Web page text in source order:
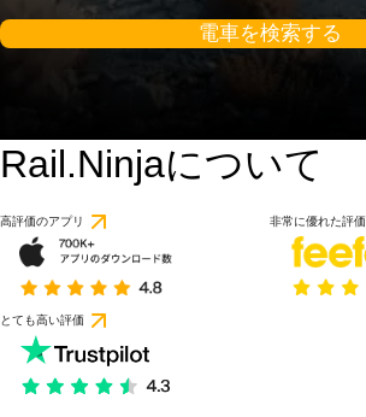
電車を検索する
Rail.Ninjaについて
高評価のアプリ 非常に優れた評価
とても高い評価